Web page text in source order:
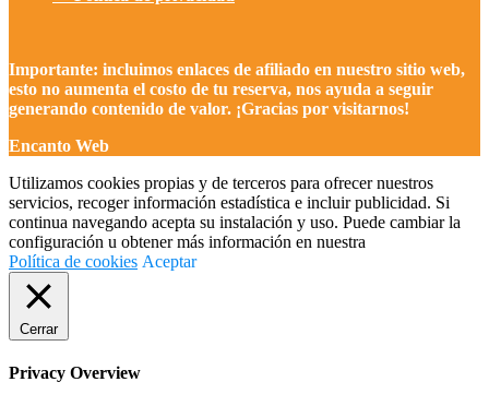
Importante: incluimos enlaces de afiliado en nuestro sitio web,
esto no aumenta el costo de tu reserva, nos ayuda a seguir
generando contenido de valor. ¡Gracias por visitarnos!
Encanto Web
Utilizamos cookies propias y de terceros para ofrecer nuestros
servicios, recoger información estadística e incluir publicidad. Si
continua navegando acepta su instalación y uso. Puede cambiar la
configuración u obtener más información en nuestra
Política de cookies Aceptar
Cerrar
Privacy Overview